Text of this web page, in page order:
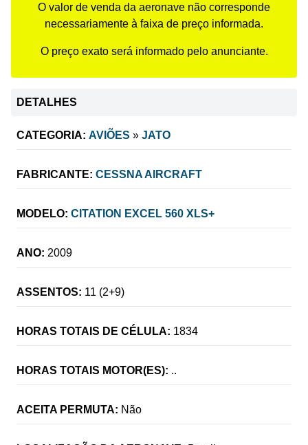
O valor de venda da aeronave não corresponde
necessariamente à faixa de preço informada.
O preço exato será informado pelo anunciante.
DETALHES
CATEGORIA: AVIÕES » JATO
FABRICANTE: CESSNA AIRCRAFT
MODELO: CITATION EXCEL 560 XLS+
ANO: 2009
ASSENTOS: 11 (2+9)
HORAS TOTAIS DE CÉLULA: 1834
HORAS TOTAIS MOTOR(ES): ..
ACEITA PERMUTA: Não